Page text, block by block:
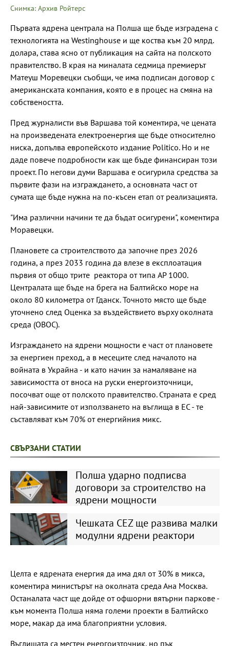
Снимка: Архив Ройтерс
Първата ядрена централа на Полша ще бъде изградена с
технологията на Westinghouse и ще коства към 20 млрд.
долара, става ясно от публикация на сайта на полското
правителство. В края на миналата седмица премиерът
Матеуш Моревецки съобщи, че има подписан договор с
американската компания, която е в процес на смяна на
собствеността.
Пред журналисти във Варшава той коментира, че цената
на произведената електроенергия ще бъде относително
ниска, допълва европейското издание Politico. Но и не
даде повече подробности как ще бъде финансиран този
проект. По негови думи Варшава е осигурила средства за
първите фази на изграждането, а основната част от
сумата ще бъде нужна на по-късен етап от реализацията.
"Има различни начини те да бъдат осигурени", коментира
Моравецки.
Плановете са строителството да започне през 2026
година, а през 2033 година да влезе в експлоатация
първия от общо трите реактора от типа AP 1000.
Централата ще бъде на брега на Балтийско море на
около 80 километра от Гданск. Точното място ще бъде
уточнено след Оценка за въздействието върху околната
среда (ОВОС).
Изграждането на ядрени мощности е част от плановете
за енергиен преход, а в месеците след началото на
войната в Украйна - и като начин за намаляване на
зависимостта от вноса на руски енергоизточници,
посочват още от полското правителство. Страната е сред
най-зависимите от използването на въглища в ЕС - те
съставляват към 70% от енергийния микс.
СВЪРЗАНИ СТАТИИ
Полша ударно подписва
договори за строителство на
ядрени мощности
Чешката CEZ ще развива малки
модулни ядрени реактори
Целта е ядрената енергия да има дял от 30% в микса,
коментира министърът на околната среда Ана Москва.
Останалата част ще дойде от офшорни вятърни паркове -
към момента Полша няма големи проекти в Балтийско
море, макар да има благоприятни условия.
Въглищата са местен енергоизточник, но пък